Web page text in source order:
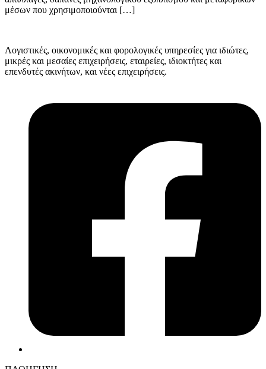
μέσων που χρησιμοποιούνται […]
Λογιστικές, οικονομικές και φορολογικές υπηρεσίες για ιδιώτες,
μικρές και μεσαίες επιχειρήσεις, εταιρείες, ιδιοκτήτες και
επενδυτές ακινήτων, και νέες επιχειρήσεις.